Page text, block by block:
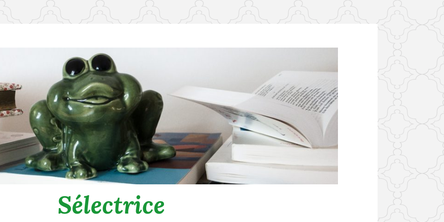
Sélectrice